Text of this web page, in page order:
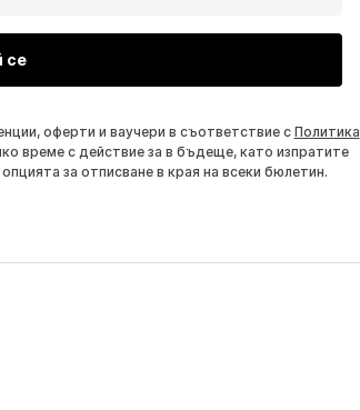
се
оферти и ваучери в съответствие с Политика
време с действие за в бъдеще, като изпратите
за отписване в края на всеки бюлетин.